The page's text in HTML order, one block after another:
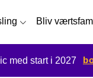
Bliv
med start i 2027